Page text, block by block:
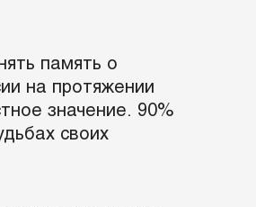
память о
на протяжении
значение. 90%
своих